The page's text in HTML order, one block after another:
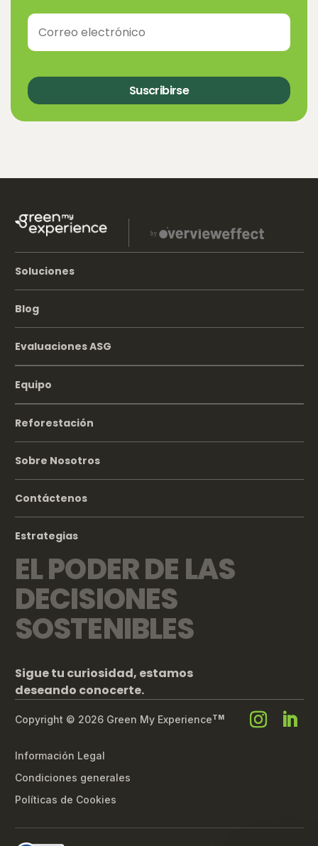
Suscribirse
Soluciones
Blog
Evaluaciones ASG
Equipo
Reforestación
Sobre Nosotros
Contáctenos
Estrategias
EL PODER DE LAS
DECISIONES
SOSTENIBLES
Sigue tu curiosidad, estamos
deseando conocerte.
Copyright © 2026 Green My ExperienceTM
Información Legal
Condiciones generales
Políticas de Cookies